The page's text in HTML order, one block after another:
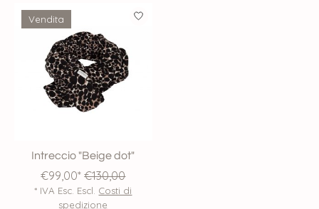
Vendita
Intreccio "Beige dot"
€99,00* €130,00
* IVA Esc. Escl. Costi di
spedizione